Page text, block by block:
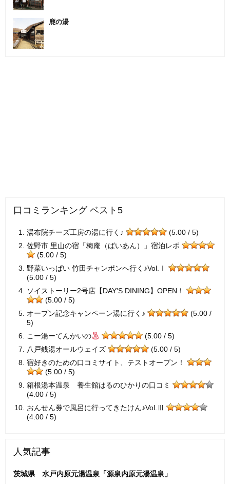
鹿の湯
口コミランキング ベスト5
湯布院チーズ工房の湯に行く♪
(5.00 / 5)
佐野市 里山の宿「梅庵（ばいあん）」宿泊レポ
(5.00 / 5)
野菜いっぱい 竹田チャンポンへ行く♪Vol.Ⅰ
(5.00 / 5)
ソイストーリー2号店【DAY'S DINING】OPEN！
(5.00 / 5)
オープン記念キャンペーン湯に行く♪
(5.00 /
5)
こー湯ーてんかいの
(5.00 / 5)
八戸銭湯オールウェイズ
(5.00 / 5)
宿好きのための口コミサイト、テストオープン！
(5.00 / 5)
箱根湯本温泉 養生館はるのひかりの口コミ
(4.00 / 5)
おんせん券で風呂に行ってきたけん♪Vol.Ⅲ
(4.00 / 5)
人気記事
茨城県 水戸内原元湯温泉「源泉内原元湯温泉」